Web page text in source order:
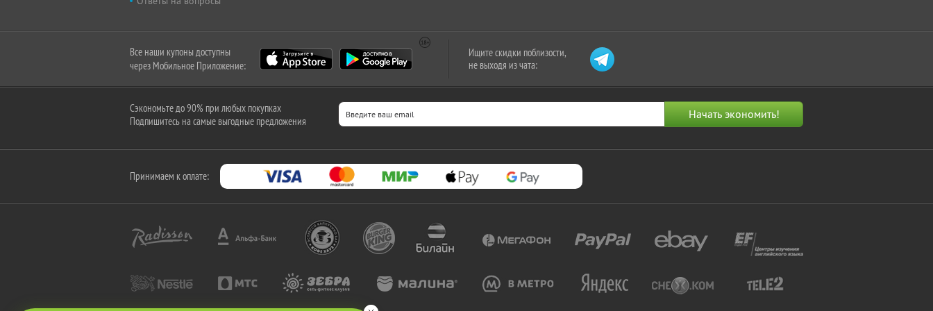
Все наши купоны доступны
через Мобильное Приложение:
Ищите скидки поблизости,
не выходя из чата:
Сэкономьте до 90% при любых покупках
Подпишитесь на самые выгодные предложения
Принимаем к оплате: